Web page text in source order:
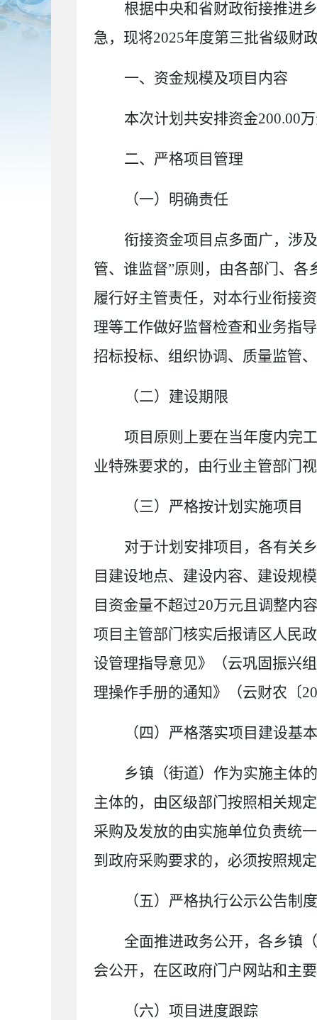
根据中央和省财政衔接推进
急，现将2025年度第三批省级财
一、资金规模及项目内容
本次计划共安排资金200.00
二、严格项目管理
（一）明确责任
衔接资金项目点多面广，涉
管、谁监督”原则，由各部门、
履行好主管责任，对本行业衔接
理等工作做好监督检查和业务指
招标投标、组织协调、质量监管
（二）建设期限
项目原则上要在当年度内完
业特殊要求的，由行业主管部门
（三）严格按计划实施项目
对于计划安排项目， 各有关
目建设地点、建设内容、建设规
目资金量不超过20万元且调整内
项目主管部门核实后报请区人民
设管理指导意见》（云巩固振兴
理操作手册的通知》（云财农 〔20
（四）严格落实项目建设基
乡镇（街道）作为实施主体
主体的，由区级部门按照相关规
采购及发放的由实施单位负责统
到政府采购要求的，必须按照规
（五）严格执行公示公告制度
全面推进政务公开，各乡镇
会公开，在区政府门户网站和主
（六）项目进度跟踪